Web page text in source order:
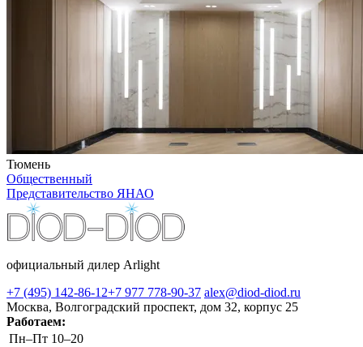
Тюмень
Общественный
Представительство ЯНАО
официальный дилер Arlight
+7 (495) 142-86-12+7 977 778-90-37 alex@diod-diod.ru
Москва, Волгоградский проспект, дом 32, корпус 25
Работаем:
Пн–Пт 10–20